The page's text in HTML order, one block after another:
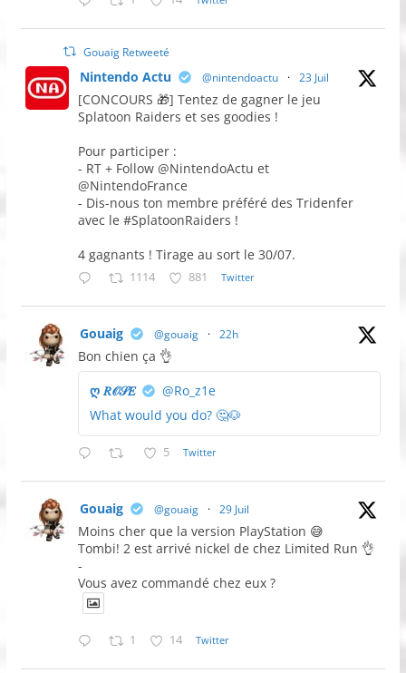
Gouaig Retweeté
Nintendo Actu @nintendoactu · 23 Juil
[CONCOURS 🎁] Tentez de gagner le jeu
Splatoon Raiders et ses goodies !
Pour participer :
- RT + Follow @NintendoActu et
@NintendoFrance
- Dis-nous ton membre préféré des Tridenfer
avec le #SplatoonRaiders !
4 gagnants ! Tirage au sort le 30/07.
1114 881 Twitter
Gouaig @gouaig · 22h
Bon chien ça 👌
ღ 𝑅𝒪𝒮𝐸
@Ro_z1e
What would you do? 🤔🐶
5 Twitter
Gouaig @gouaig · 29 Juil
Moins cher que la version PlayStation 😅
Tombi! 2 est arrivé nickel de chez Limited Run 👌
-
Vous avez commandé chez eux ?
1 14 Twitter